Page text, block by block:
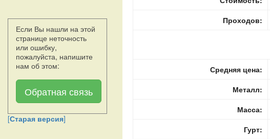
Если Вы нашли на этой
странице неточность
или ошибку,
пожалуйста, напишите
нам об этом:
Обратная связь
[Старая версия]
Проходов:
Средняя цена:
Металл:
Масса:
Гурт: